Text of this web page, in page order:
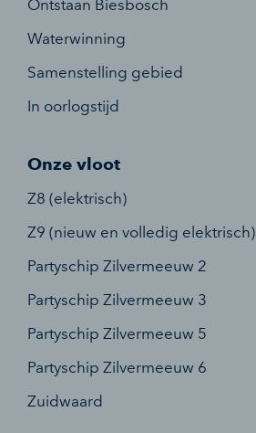
Ontstaan Biesbosch
Waterwinning
Samenstelling gebied
In oorlogstijd
Onze vloot
Z8 (elektrisch)
Z9 (nieuw en volledig elektrisch)
Partyschip Zilvermeeuw 2
Partyschip Zilvermeeuw 3
Partyschip Zilvermeeuw 5
Partyschip Zilvermeeuw 6
Zuidwaard